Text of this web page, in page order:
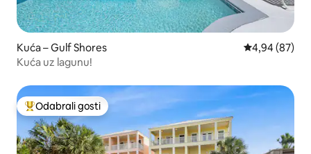
Kuća – Gulf Shores Prosječna
4,94 (87)
Kuća uz lagunu!
Među najviše rangiranima s oznakom „Odabrali gosti”
Odabrali gosti